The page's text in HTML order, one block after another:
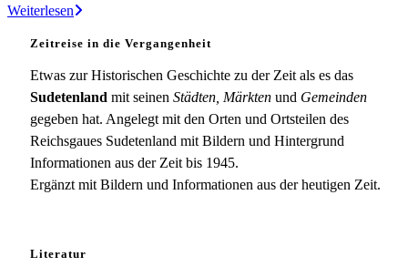
WeiterlesenMorgenthau
Zeitreise in die Vergangenheit
Etwas zur Historischen Geschichte zu der Zeit als es das
Sudetenland mit seinen Städten, Märkten und Gemeinden
gegeben hat. Angelegt mit den Orten und Ortsteilen des
Reichsgaues Sudetenland mit Bildern und Hintergrund
Informationen aus der Zeit bis 1945.
Ergänzt mit Bildern und Informationen aus der heutigen Zeit.
Literatur